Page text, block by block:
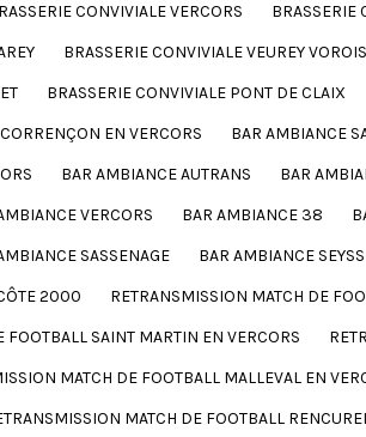
CONVIVIALE VERCORS BRASSERIE
BRASSERIE CONVIVIALE VEUREY
BRASSERIE CONVIVIALE PONT DE CLAIX
EN VERCORS BAR AMBIANCE
BAR AMBIANCE AUTRANS BAR
VERCORS BAR AMBIANCE 38
SASSENAGE BAR AMBIANCE
2000 RETRANSMISSION MATCH DE
SAINT MARTIN EN VERCORS
MATCH DE FOOTBALL MALLEVAL EN
MATCH DE FOOTBALL